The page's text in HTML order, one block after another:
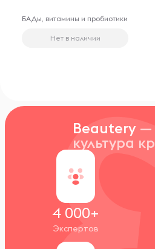
БАДы, витамины и пробиотики
Нет в наличии
Beautery —
культура
4 000+
Экспертов